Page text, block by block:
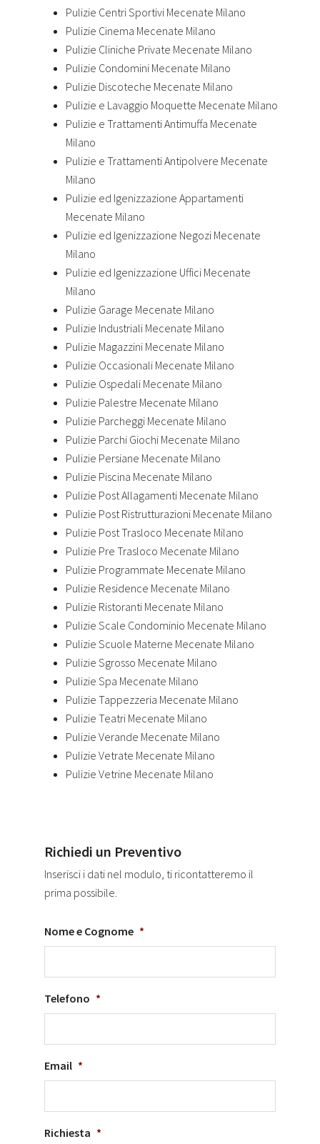
Pulizie Centri Sportivi Mecenate Milano
Pulizie Cinema Mecenate Milano
Pulizie Cliniche Private Mecenate Milano
Pulizie Condomini Mecenate Milano
Pulizie Discoteche Mecenate Milano
Pulizie e Lavaggio Moquette Mecenate Milano
Pulizie e Trattamenti Antimuffa Mecenate
Milano
Pulizie e Trattamenti Antipolvere Mecenate
Milano
Pulizie ed Igenizzazione Appartamenti
Mecenate Milano
Pulizie ed Igenizzazione Negozi Mecenate
Milano
Pulizie ed Igenizzazione Uffici Mecenate
Milano
Pulizie Garage Mecenate Milano
Pulizie Industriali Mecenate Milano
Pulizie Magazzini Mecenate Milano
Pulizie Occasionali Mecenate Milano
Pulizie Ospedali Mecenate Milano
Pulizie Palestre Mecenate Milano
Pulizie Parcheggi Mecenate Milano
Pulizie Parchi Giochi Mecenate Milano
Pulizie Persiane Mecenate Milano
Pulizie Piscina Mecenate Milano
Pulizie Post Allagamenti Mecenate Milano
Pulizie Post Ristrutturazioni Mecenate Milano
Pulizie Post Trasloco Mecenate Milano
Pulizie Pre Trasloco Mecenate Milano
Pulizie Programmate Mecenate Milano
Pulizie Residence Mecenate Milano
Pulizie Ristoranti Mecenate Milano
Pulizie Scale Condominio Mecenate Milano
Pulizie Scuole Materne Mecenate Milano
Pulizie Sgrosso Mecenate Milano
Pulizie Spa Mecenate Milano
Pulizie Tappezzeria Mecenate Milano
Pulizie Teatri Mecenate Milano
Pulizie Verande Mecenate Milano
Pulizie Vetrate Mecenate Milano
Pulizie Vetrine Mecenate Milano
Richiedi un Preventivo
Inserisci i dati nel modulo, ti ricontatteremo il
prima possibile.
Nome e Cognome *
Telefono *
Email *
Richiesta *